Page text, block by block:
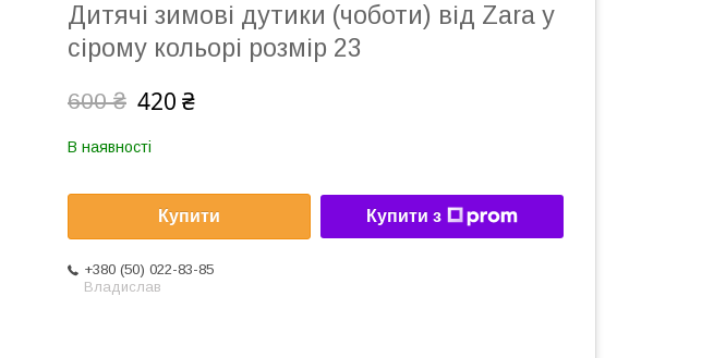
Дитячі зимові дутики (чоботи) від Zara у
сірому кольорі розмір 23
600 ₴ 420 ₴
В наявності
Купити Купити з
+380 (50) 022-83-85
Владислав